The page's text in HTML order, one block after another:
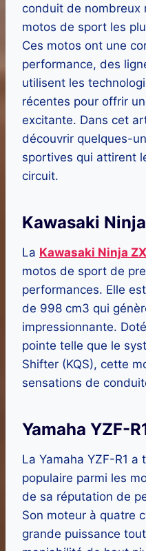
conduit de nombreux
motos de sport les
Ces motos ont une
performance, des
utilisent les
récentes pour offrir
excitante. Dans cet
découvrir quelques-
sportives qui attirent
circuit.
Kawasaki
La Kawasaki Ninja
motos de sport de
performances. Elle
de 998 cm3 qui
impressionnante.
pointe telle que le
Shifter (KQS), cette
sensations de
Yamaha YZF-
La Yamaha YZF-R1
populaire parmi les
de sa réputation de
Son moteur à quatre
grande puissance